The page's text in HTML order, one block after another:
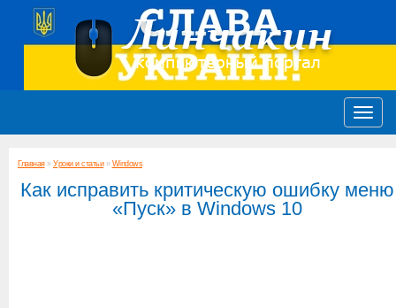
Главная» Уроки и статьи» Windows
Как исправить критическую ошибку меню
«Пуск» в Windows 10